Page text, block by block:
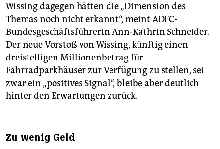
Wissing dagegen hätten die „Dimension des
Themas noch nicht erkannt“, meint ADFC-
Bundesgeschäftsführerin Ann-Kathrin Schneider.
Der neue Vorstoß von Wissing, künftig einen
dreistelligen Millionenbetrag für
Fahrradparkhäuser zur Verfügung zu stellen, sei
zwar ein „positives Signal“, bleibe aber deutlich
hinter den Erwartungen zurück.
Zu wenig Geld